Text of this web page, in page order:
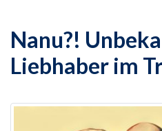
Nanu?!
Liebhaber im